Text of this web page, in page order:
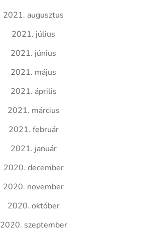
2021. augusztus
2021. július
2021. június
2021. május
2021. április
2021. március
2021. február
2021. január
2020. december
2020. november
2020. október
2020. szeptember